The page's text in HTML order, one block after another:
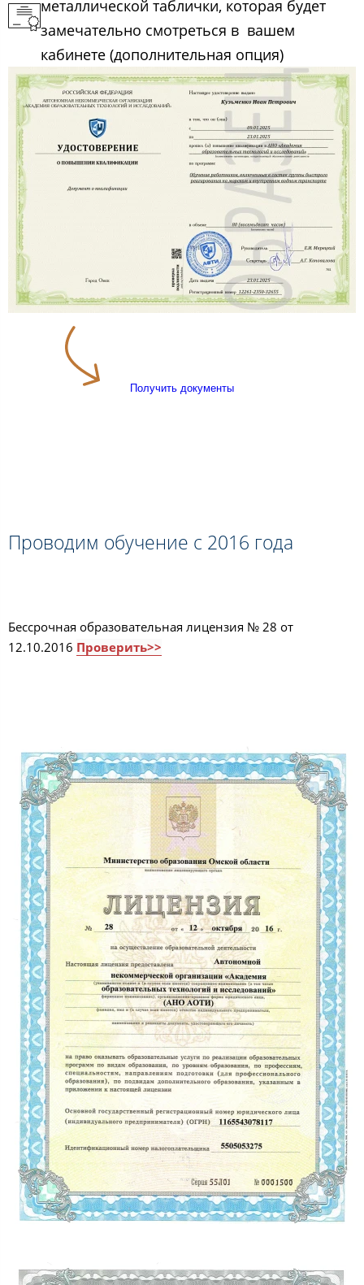
металлической таблички, которая будет
замечательно смотреться в вашем
кабинете (дополнительная опция)
Получить документы
Проводим обучение с 2016 года
Бессрочная образовательная лицензия № 28 от
12.10.2016 Проверить>>